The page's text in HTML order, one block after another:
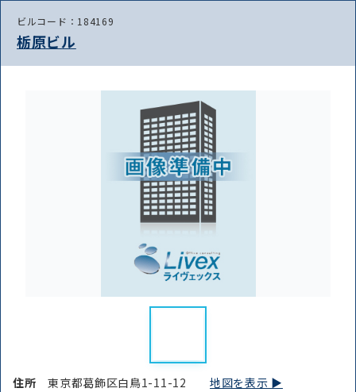
住所
条件を絞り込む
ビルコード：184169
栃原ビル
住所東京都葛飾区白鳥1-11-12地図を表示 ▶︎